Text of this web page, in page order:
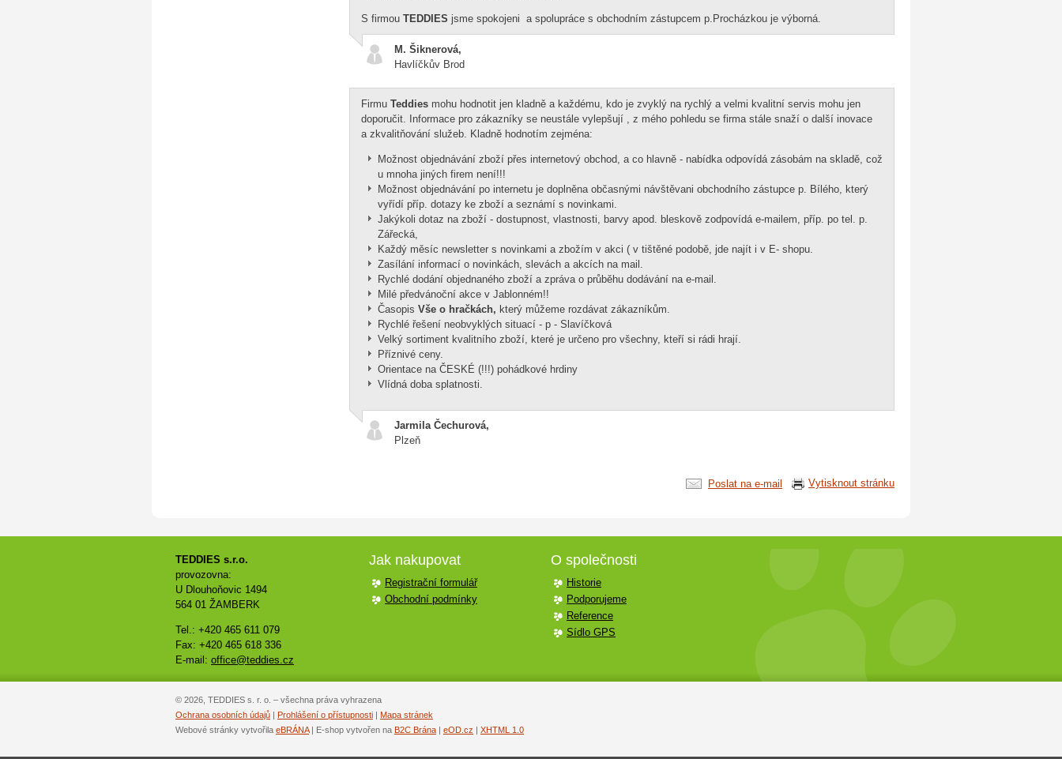
S firmou TEDDIES jsme spokojeni a spolupráce s obchodním zástupcem p.Procházkou je výborná.
M. Šiknerová,
Havlíčkův Brod
Firmu Teddies mohu hodnotit jen kladně a každému, kdo je zvyklý na rychlý a velmi kvalitní servis mohu jen
doporučit. Informace pro zákazníky se neustále vylepšují , z mého pohledu se firma stále snaží o další inovace
a zkvalitňování služeb. Kladně hodnotím zejména:
Možnost objednávání zboží přes internetový obchod, a co hlavně - nabídka odpovídá zásobám na skladě, což
u mnoha jiných firem není!!!
Možnost objednávání po internetu je doplněna občasnými návštěvani obchodního zástupce p. Bílého, který
vyřídí příp. dotazy ke zboží a seznámí s novinkami.
Jakýkoli dotaz na zboží - dostupnost, vlastnosti, barvy apod. bleskově zodpovídá e-mailem, příp. po tel. p.
Zářecká,
Každý měsíc newsletter s novinkami a zbožím v akci ( v tištěné podobě, jde najít i v E- shopu.
Zasílání informací o novinkách, slevách a akcích na mail.
Rychlé dodání objednaného zboží a zpráva o průběhu dodávání na e-mail.
Milé předvánoční akce v Jablonném!!
Časopis Vše o hračkách, který můžeme rozdávat zákazníkům.
Rychlé řešení neobvyklých situací - p - Slavíčková
Velký sortiment kvalitního zboží, které je určeno pro všechny, kteří si rádi hrají.
Příznivé ceny.
Orientace na ČESKÉ (!!!) pohádkové hrdiny
Vlídná doba splatnosti.
Jarmila Čechurová,
Plzeň
Poslat na e-mail Vytisknout stránku
TEDDIES s.r.o.
provozovna:
U Dlouhoňovic 1494
564 01 ŽAMBERK
Tel.: +420 465 611 079
Fax: +420 465 618 336
E-mail: office@teddies.cz
Jak nakupovat
Registrační formulář
Obchodní podmínky
O společnosti
Historie
Podporujeme
Reference
Sídlo GPS
© 2026, TEDDIES s. r. o. – všechna práva vyhrazena
Ochrana osobních údajů | Prohlášení o přístupnosti | Mapa stránek
Webové stránky vytvořila eBRÁNA| E-shop vytvořen na B2C Brána | eOD.cz | XHTML 1.0